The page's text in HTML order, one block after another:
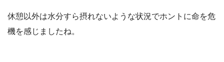
休憩以外は水分すら摂れないような状況でホントに命を危
機を感じましたね。